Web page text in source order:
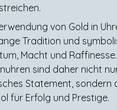
von Gold in
Tradition und
Macht und
sind daher nicht
Statement, sondern
für Erfolg und Prestige.